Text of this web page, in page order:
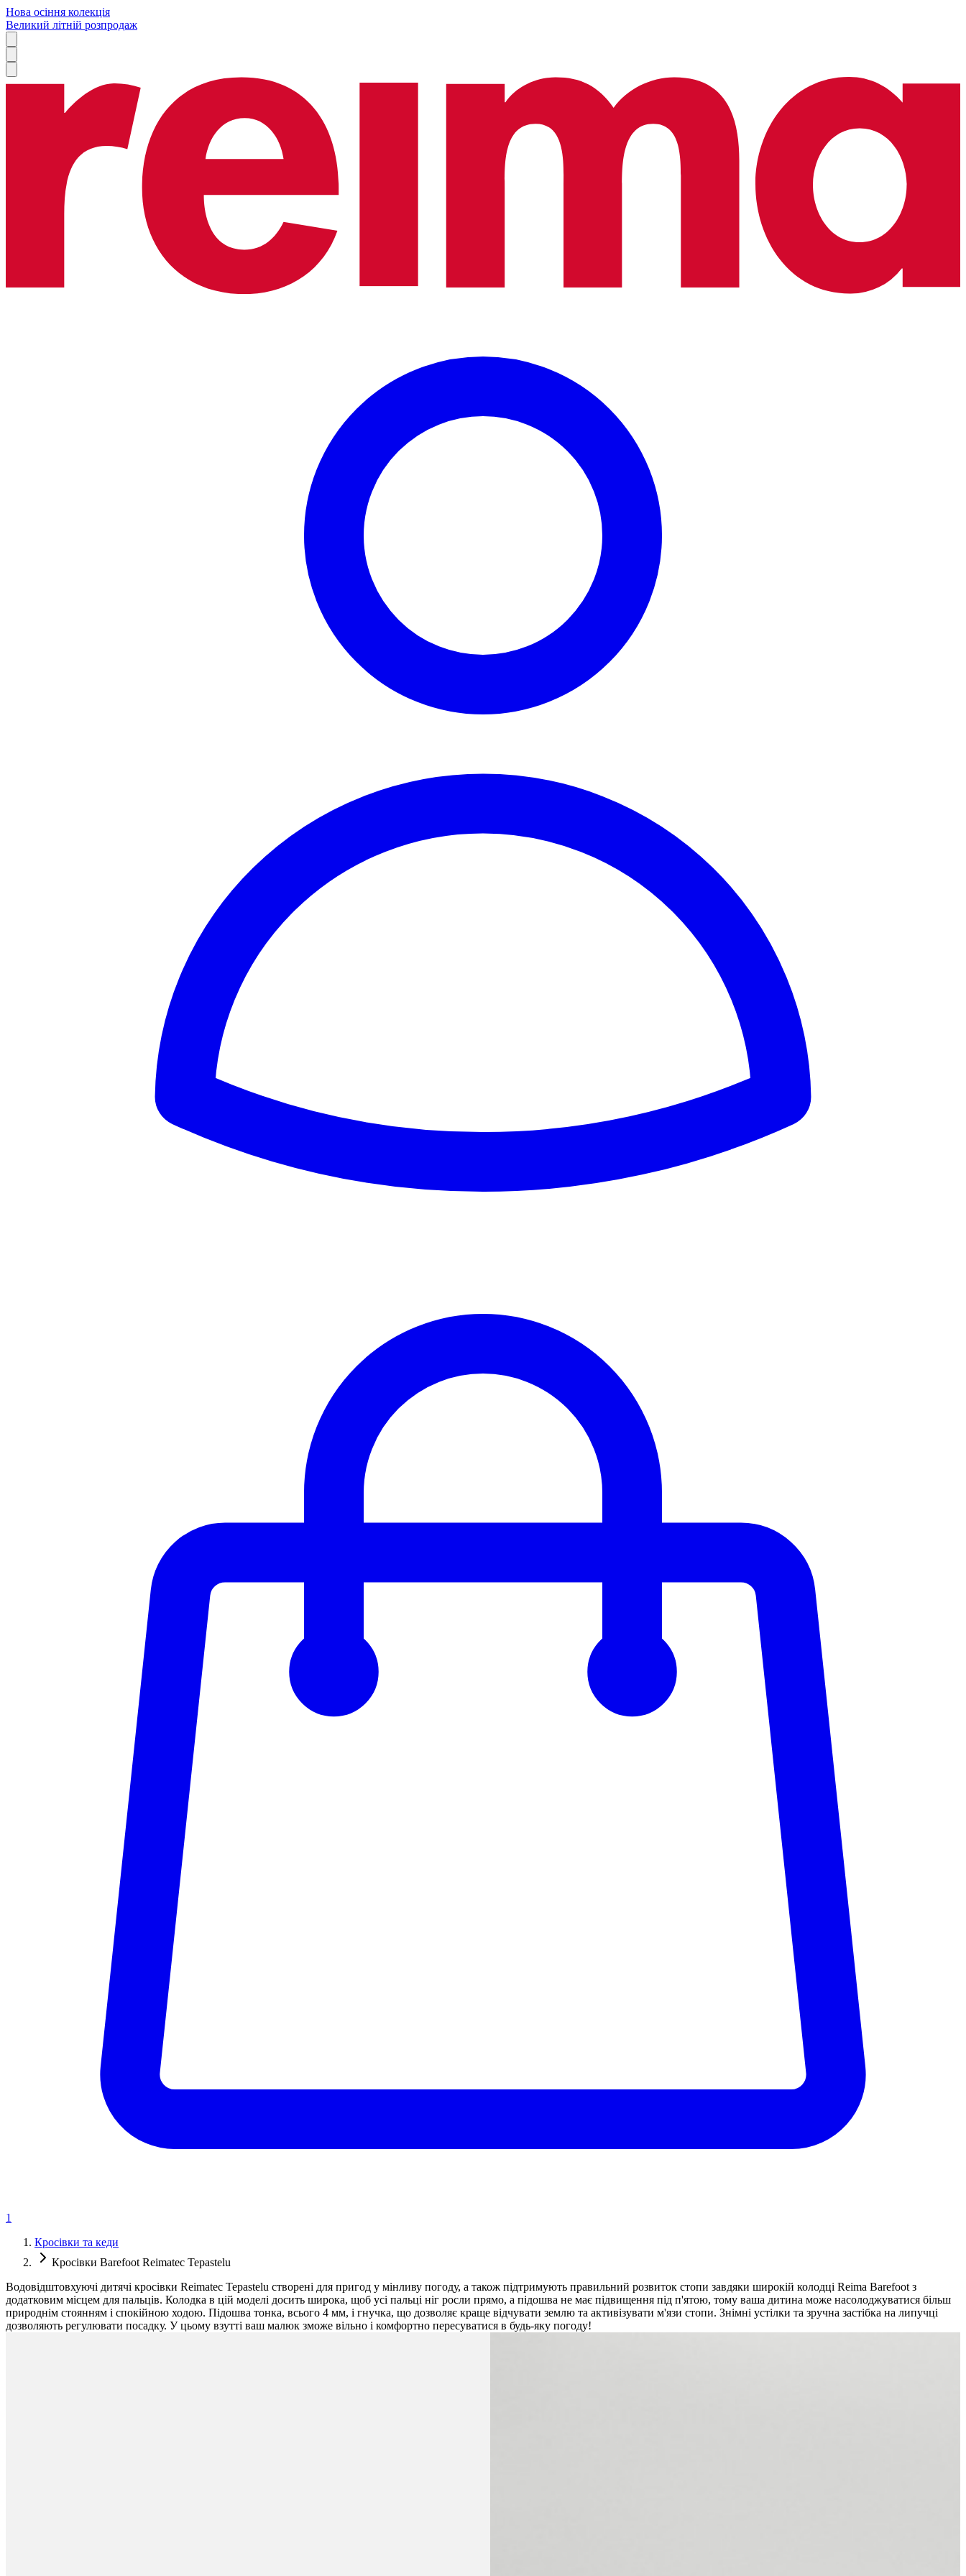
Нова осіння колекція
Великий літній розпродаж
1
Кросівки та кеди
Кросівки Barefoot Reimatec Tepastelu
Водовідштовхуючі дитячі кросівки Reimatec Tepastelu створені для пригод у мінливу погоду, а також підтримують правильний розвиток стопи завдяки широкій колодці Reima Barefoot з
додатковим місцем для пальців. Колодка в цій моделі досить широка, щоб усі пальці ніг росли прямо, а підошва не має підвищення під п'ятою, тому ваша дитина може насолоджуватися більш
природнім стоянням і спокійною ходою. Підошва тонка, всього 4 мм, і гнучка, що дозволяє краще відчувати землю та активізувати м'язи стопи. Знімні устілки та зручна застібка на липучці
дозволяють регулювати посадку. У цьому взутті ваш малюк зможе вільно і комфортно пересуватися в будь-яку погоду!